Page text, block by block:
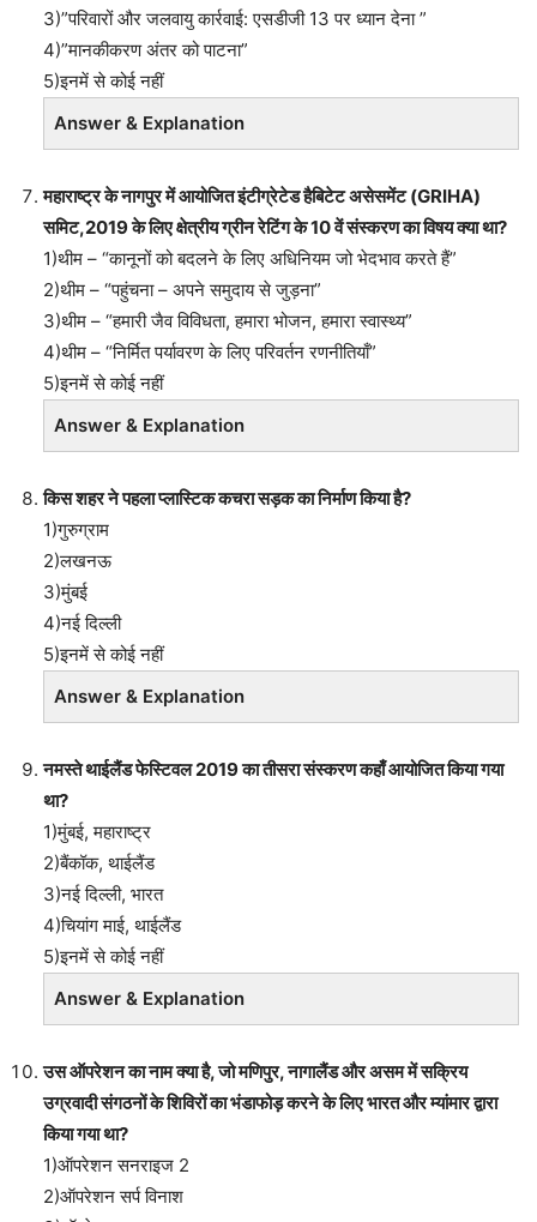
3)”परिवारों और जलवायु कार्रवाई: एसडीजी 13 पर ध्यान देना ”
4)”मानकीकरण अंतर को पाटना”
5)इनमें से कोई नहीं
Answer & Explanation
महाराष्ट्र के नागपुर में आयोजित इंटीग्रेटेड हैबिटेट असेसमेंट (GRIHA)
समिट,2019 के लिए क्षेत्रीय ग्रीन रेटिंग के 10 वें संस्करण का विषय क्या था?
1)थीम – “कानूनों को बदलने के लिए अधिनियम जो भेदभाव करते हैं”
2)थीम – “पहुंचना – अपने समुदाय से जुड़ना”
3)थीम – “हमारी जैव विविधता, हमारा भोजन, हमारा स्वास्थ्य”
4)थीम – “निर्मित पर्यावरण के लिए परिवर्तन रणनीतियाँ”
5)इनमें से कोई नहीं
Answer & Explanation
किस शहर ने पहला प्लास्टिक कचरा सड़क का निर्माण किया है?
1)गुरुग्राम
2)लखनऊ
3)मुंबई
4)नई दिल्ली
5)इनमें से कोई नहीं
Answer & Explanation
नमस्ते थाईलैंड फेस्टिवल 2019 का तीसरा संस्करण कहाँ आयोजित किया गया
था?
1)मुंबई, महाराष्ट्र
2)बैंकॉक, थाईलैंड
3)नई दिल्ली, भारत
4)चियांग माई, थाईलैंड
5)इनमें से कोई नहीं
Answer & Explanation
उस ऑपरेशन का नाम क्या है, जो मणिपुर, नागालैंड और असम में सक्रिय
उग्रवादी संगठनों के शिविरों का भंडाफोड़ करने के लिए भारत और म्यांमार द्वारा
किया गया था?
1)ऑपरेशन सनराइज 2
2)ऑपरेशन सर्प विनाश